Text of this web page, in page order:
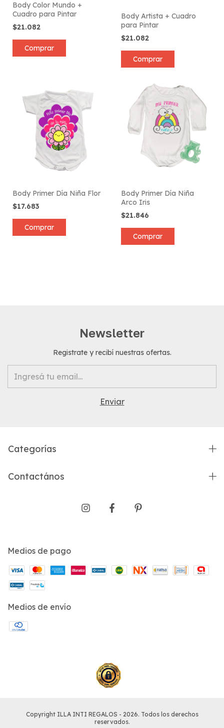
Body Color Mundo +
Cuadro para Pintar
$21.082
Comprar
Body Artista + Cuadro
para Pintar
$21.082
Comprar
Body Primer Día Niña Flor
$17.683
Comprar
Body Primer Día Niña
Arco Iris
$21.846
Comprar
Newsletter
Registrate y recibí nuestras ofertas.
Categorías
Contactános
Medios de pago
Medios de envío
Copyright ILLA INTI REGALOS - 2026. Todos los derechos
reservados.